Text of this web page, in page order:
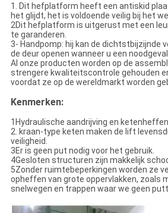
1. Dit hefplatform heeft een antiskid
het glijdt, het is voldoende veilig bij het
2Dit hefplatform is uitgerust met een
te garanderen.
3- Handpomp: hij kan de dichtstbijzijnde
de deur openen wanneer u een
Al onze producten worden op de
strengere kwaliteitscontrole gehouden
voordat ze op de wereldmarkt worden
Kenmerken:
1Hydraulische aandrijving en ketenheffen.
2. kraan-type keten maken de lift
veiligheid.
3Er is geen put nodig voor het gebruik.
4Gesloten structuren zijn makkelijk
5Zonder ruimtebeperkingen worden ze
opheffen van grote oppervlakken, zoals
snelwegen en trappen waar we geen